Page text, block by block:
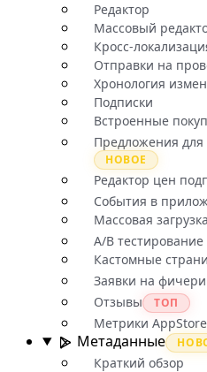
Редактор
Массовый
Кросс-
Отправки на
Хронология
Подписки
Встроенные
Предложения
НОВОЕ
Редактор цен
События в
Массовая
A/B
Кастомные
Заявки на
Отзывы ТОП
Метрики
Метаданные
Краткий обзор